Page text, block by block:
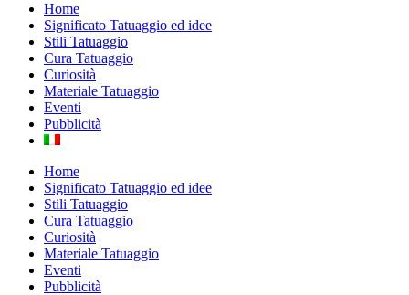
Home
Significato Tatuaggio ed idee
Stili Tatuaggio
Cura Tatuaggio
Curiosità
Materiale Tatuaggio
Eventi
Pubblicità
Home
Significato Tatuaggio ed idee
Stili Tatuaggio
Cura Tatuaggio
Curiosità
Materiale Tatuaggio
Eventi
Pubblicità